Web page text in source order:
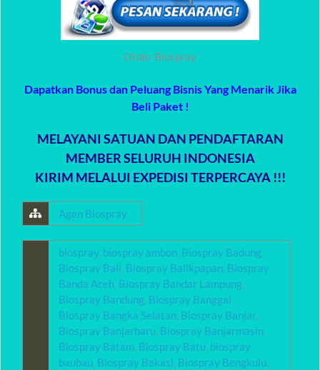
Order Biospray
Dapatkan Bonus dan Peluang Bisnis Yang Menarik Jika
Beli Paket !
MELAYANI SATUAN DAN PENDAFTARAN
MEMBER SELURUH INDONESIA
KIRIM MELALUI EXPEDISI TERPERCAYA !!!
Agen Biospray
biospray, biospray ambon, Biospray Badung,
Biospray Bali, Biospray Balikpapan, Biospray
Banda Aceh, Biospray Bandar Lampung,
Biospray Bandung, Biospray Banggai,
Biospray Bangka Selatan, Biospray Banjar,
Biospray Banjarbaru, Biospray Banjarmasin,
Biospray Batam, Biospray Batu, biospray
baubau, Biospray Bekasi, Biospray Bengkulu,